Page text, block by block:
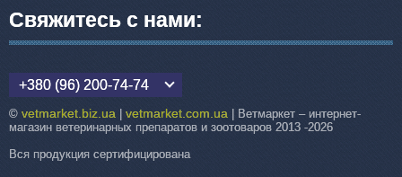
Свяжитесь с нами:
+380 (96) 200-74-74
© vetmarket.biz.ua vetmarket.com.ua | Ветмаркет – интернет-
магазин ветеринарных препаратов и зоотоваров 2013 -2026
Вся продукция сертифицирована